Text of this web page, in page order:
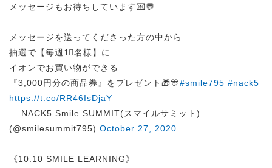
メッセージもお待ちしています💌💬
メッセージを送ってくださった方の中から
抽選で【毎週1⃣名様】に
イオンでお買い物ができる
『3,000円分の商品券』をプレゼント🎁🎊#smile795 #nack5
https://t.co/RR46IsDjaY
— NACK5 Smile SUMMIT(スマイルサミット)
(@smilesummit795) October 27, 2020
《10:10 SMILE LEARNING》